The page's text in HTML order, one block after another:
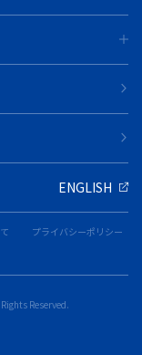
ENGLISH
プライバシーポリシー
Reserved.